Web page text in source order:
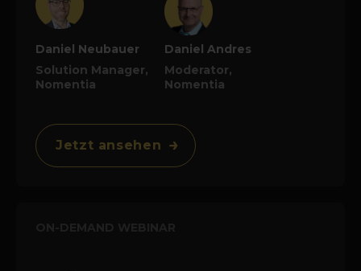
Daniel Neubauer
Solution Manager,
Nomentia
Daniel Andres
Moderator,
Nomentia
Jetzt ansehen